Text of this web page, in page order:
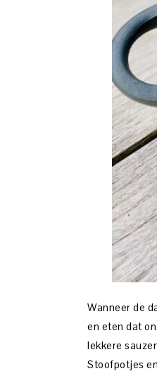
Wanneer de
en eten dat
lekkere
Stoofpotjes